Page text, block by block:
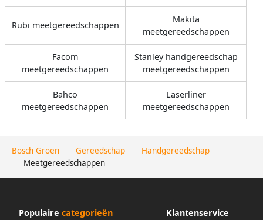
Bosch Groen Gereedschap
Handgereedschap
Meetgereedschappen
Rubi meetgereedschappen
Makita
meetgereedschappen
Facom
meetgereedschappen
Stanley handgereedschap
meetgereedschappen
Bahco
meetgereedschappen
Laserliner
meetgereedschappen
Populaire categorieën Klantenservice